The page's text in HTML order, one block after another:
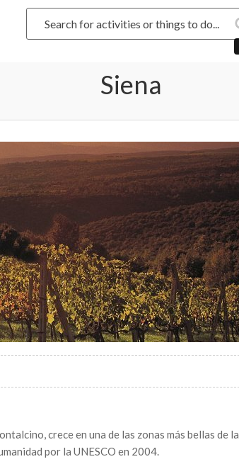
Siena
crece en una de las zonas más bellas de la
por la UNESCO en 2004.